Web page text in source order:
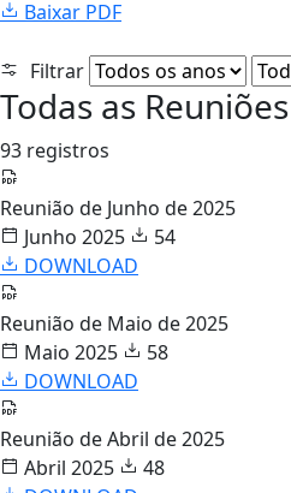
Baixar PDF
Filtrar
Todas as Reuniões
93 registros
Reunião de Junho de 2025
Junho 2025
54
DOWNLOAD
Reunião de Maio de 2025
Maio 2025
58
DOWNLOAD
Reunião de Abril de 2025
Abril 2025
48